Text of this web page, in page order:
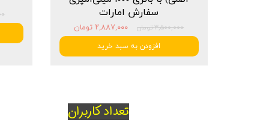
سفارش امارات
۳,۵۰۰,۰۰۰ تومان ۲,۸۸۷,۰۰۰ تومان
افزودن به سبد خرید
تعداد کاربران